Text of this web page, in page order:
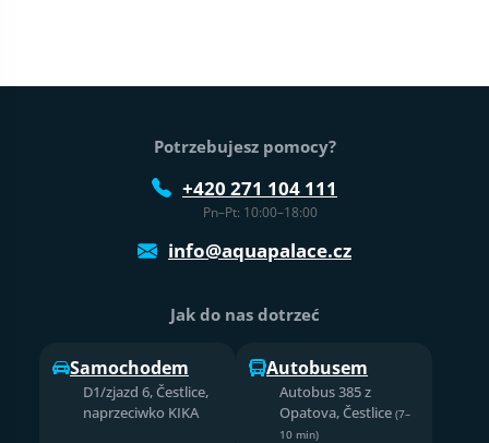
Stopka strony
Potrzebujesz pomocy?
+420 271 104 111
Pn–Pt: 10:00–18:00
info@aquapalace.cz
Jak do nas dotrzeć
Samochodem
D1/zjazd 6, Čestlice,
naprzeciwko KIKA
Autobusem
Autobus 385 z
Opatova, Čestlice (7–
10 min)